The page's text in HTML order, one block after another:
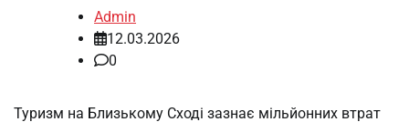
Admin
12.03.2026
0
Туризм на Близькому Сході зазнає мільйонних втрат